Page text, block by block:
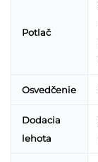
Potlač
Osvedčenie
Dodacia
lehota